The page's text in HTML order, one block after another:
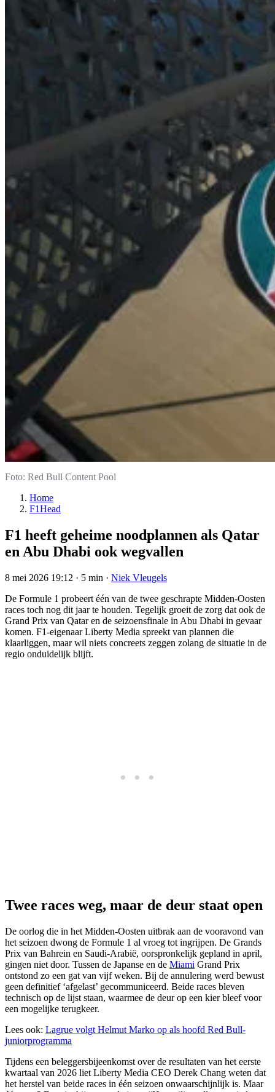
Foto: Red Bull Content Pool
Home
F1Head
F1 heeft geheime noodplannen als Qatar
en Abu Dhabi ook wegvallen
8 mei 2026 19:12 · 5 min · Niek Vleugels
De Formule 1 probeert één van de twee geschrapte Midden-Oosten
races toch nog dit jaar te houden. Tegelijk groeit de zorg dat ook de
Grand Prix van Qatar en de seizoensfinale in Abu Dhabi in gevaar
komen. F1-eigenaar Liberty Media spreekt van plannen die
klaarliggen, maar wil niets concreets zeggen zolang de situatie in de
regio onduidelijk blijft.
Twee races weg, maar de deur staat open
De oorlog die in het Midden-Oosten uitbrak aan de vooravond van
het seizoen dwong de Formule 1 al vroeg tot ingrijpen. De Grands
Prix van Bahrein en Saudi-Arabië, oorspronkelijk gepland in april,
gingen niet door. Tussen de Japanse en de Miami Grand Prix
ontstond zo een gat van vijf weken. Bij de annulering werd bewust
geen definitief ‘afgelast’ gecommuniceerd. Beide races bleven
technisch op de lijst staan, waarmee de deur op een kier bleef voor
een mogelijke terugkeer.
Lees ook: Lagrue volgt Helmut Marko op als hoofd Red Bull-
juniorprogramma
Tijdens een beleggersbijeenkomst over de resultaten van het eerste
kwartaal van 2026 liet Liberty Media CEO Derek Chang weten dat
het herstel van beide races in één seizoen onwaarschijnlijk is. Maar